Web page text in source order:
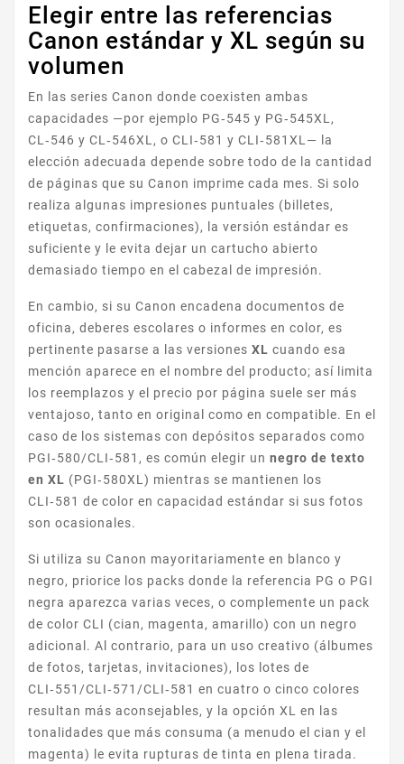
I-SENSYS MF
PIXMA TR
CANON S
Elegir entre las referencias
Canon estándar y XL según su
volumen
En las series Canon donde coexisten ambas
capacidades —por ejemplo PG‑545 y PG‑545XL,
CL‑546 y CL‑546XL, o CLI‑581 y CLI‑581XL— la
elección adecuada depende sobre todo de la cantidad
de páginas que su Canon imprime cada mes. Si solo
realiza algunas impresiones puntuales (billetes,
etiquetas, confirmaciones), la versión estándar es
suficiente y le evita dejar un cartucho abierto
demasiado tiempo en el cabezal de impresión.
En cambio, si su Canon encadena documentos de
oficina, deberes escolares o informes en color, es
pertinente pasarse a las versiones XL cuando esa
mención aparece en el nombre del producto; así limita
los reemplazos y el precio por página suele ser más
ventajoso, tanto en original como en compatible. En el
caso de los sistemas con depósitos separados como
PGI‑580/CLI‑581, es común elegir un negro de texto
en XL (PGI‑580XL) mientras se mantienen los
CLI‑581 de color en capacidad estándar si sus fotos
son ocasionales.
Si utiliza su Canon mayoritariamente en blanco y
negro, priorice los packs donde la referencia PG o PGI
negra aparezca varias veces, o complemente un pack
de color CLI (cian, magenta, amarillo) con un negro
adicional. Al contrario, para un uso creativo (álbumes
de fotos, tarjetas, invitaciones), los lotes de
CLI‑551/CLI‑571/CLI‑581 en cuatro o cinco colores
resultan más aconsejables, y la opción XL en las
tonalidades que más consuma (a menudo el cian y el
magenta) le evita rupturas de tinta en plena tirada.